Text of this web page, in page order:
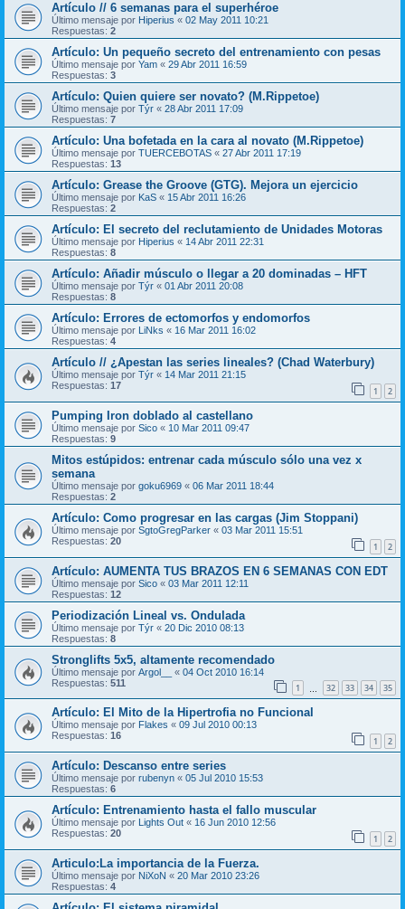
Artículo // 6 semanas para el superhéroe
Último mensaje por Hiperius « 02 May 2011 10:21
Respuestas: 2
Artículo: Un pequeño secreto del entrenamiento con pesas
Último mensaje por Yam « 29 Abr 2011 16:59
Respuestas: 3
Artículo: Quien quiere ser novato? (M.Rippetoe)
Último mensaje por Týr « 28 Abr 2011 17:09
Respuestas: 7
Artículo: Una bofetada en la cara al novato (M.Rippetoe)
Último mensaje por TUERCEBOTAS « 27 Abr 2011 17:19
Respuestas: 13
Artículo: Grease the Groove (GTG). Mejora un ejercicio
Último mensaje por KaS « 15 Abr 2011 16:26
Respuestas: 2
Artículo: El secreto del reclutamiento de Unidades Motoras
Último mensaje por Hiperius « 14 Abr 2011 22:31
Respuestas: 8
Artículo: Añadir músculo o llegar a 20 dominadas – HFT
Último mensaje por Týr « 01 Abr 2011 20:08
Respuestas: 8
Artículo: Errores de ectomorfos y endomorfos
Último mensaje por LiNks « 16 Mar 2011 16:02
Respuestas: 4
Artículo // ¿Apestan las series lineales? (Chad Waterbury)
Último mensaje por Týr « 14 Mar 2011 21:15
Respuestas: 17 1 2
Pumping Iron doblado al castellano
Último mensaje por Sico « 10 Mar 2011 09:47
Respuestas: 9
Mitos estúpidos: entrenar cada músculo sólo una vez x
semana
Último mensaje por goku6969 « 06 Mar 2011 18:44
Respuestas: 2
Artículo: Como progresar en las cargas (Jim Stoppani)
Último mensaje por SgtoGregParker « 03 Mar 2011 15:51
Respuestas: 20 1 2
Artículo: AUMENTA TUS BRAZOS EN 6 SEMANAS CON EDT
Último mensaje por Sico « 03 Mar 2011 12:11
Respuestas: 12
Periodización Lineal vs. Ondulada
Último mensaje por Týr « 20 Dic 2010 08:13
Respuestas: 8
Stronglifts 5x5, altamente recomendado
Último mensaje por Argol__ « 04 Oct 2010 16:14
Respuestas: 511 1 32 33 34 35
Artículo: El Mito de la Hipertrofia no Funcional
Último mensaje por Flakes « 09 Jul 2010 00:13
Respuestas: 16 1 2
Artículo: Descanso entre series
Último mensaje por rubenyn « 05 Jul 2010 15:53
Respuestas: 6
Artículo: Entrenamiento hasta el fallo muscular
Último mensaje por Lights Out « 16 Jun 2010 12:56
Respuestas: 20 1 2
Articulo:La importancia de la Fuerza.
Último mensaje por NiXoN « 20 Mar 2010 23:26
Respuestas: 4